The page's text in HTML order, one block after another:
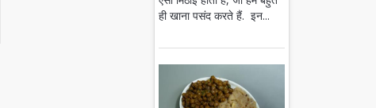
ही खाना पसंद करते हैं. इन...